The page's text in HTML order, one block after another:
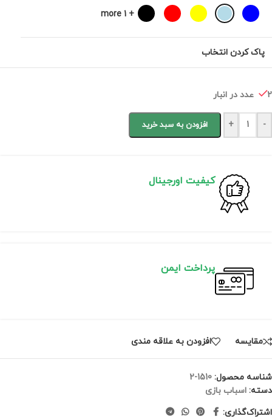
+ 1 more
پاک کردن انتخاب
2 عدد در انبار
-
+ افزودن به سبد خرید
کیفیت اورجینال
پرداخت ایمن
مقايسه افزودن به علاقه مندی
شناسه محصول: 1510-2
دسته: اسباب بازی
اشتراک‌گذاری: